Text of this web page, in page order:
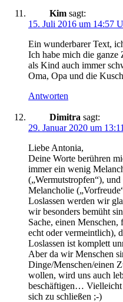
Kim sagt:
15. Juli 2016 um 14:57
Ein wunderbarer Text,
Ich habe mich die
als Kind auch immer
Oma, Opa und die
Antworten
Dimitra sagt:
29. Januar 2020 um
Liebe Antonia,
Deine Worte berühren
immer ein wenig
(„Wermutstropfen“),
Melancholie
Loslassen werden wir
wir besonders bemüht
Sache, einen
echt oder vermeintlich),
Loslassen ist komplett
Aber da wir Menschen
Dinge/Menschen/einen
wollen, wird uns auch
beschäftigen… Vielleicht
sich zu schließen ;-)